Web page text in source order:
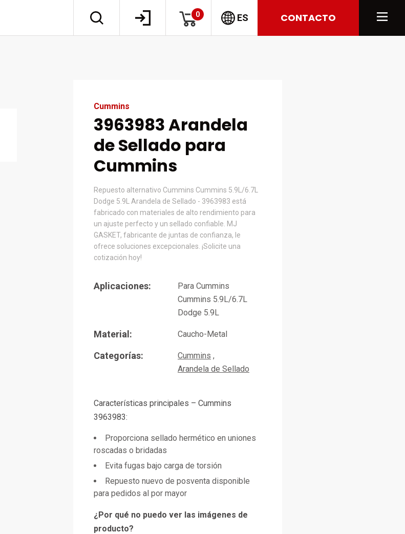
0 ES CONTACTO
Cummins
3963983 Arandela
de Sellado para
Cummins
Repuesto alternativo Cummins Cummins 5.9L/6.7L
Dodge 5.9L Arandela de Sellado - 3963983 está
fabricado con materiales de alto rendimiento para
un ajuste perfecto y un sellado confiable. MJ
GASKET, fabricante de juntas de confianza, le
ofrece soluciones excepcionales. ¡Solicite una
cotización hoy!
Aplicaciones:
Para Cummins
Cummins 5.9L/6.7L
Dodge 5.9L
Material: Caucho-Metal
Categorías:
Cummins
Arandela de Sellado
Características principales – Cummins
3963983:
Proporciona sellado hermético en uniones
roscadas o bridadas
Evita fugas bajo carga de torsión
Repuesto nuevo de posventa disponible
para pedidos al por mayor
¿Por qué no puedo ver las imágenes de
producto?